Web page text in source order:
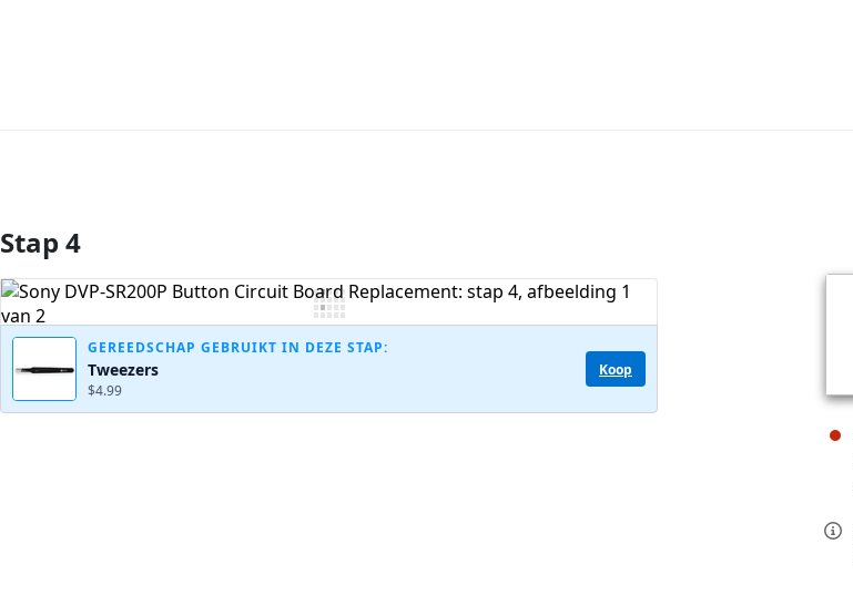
Voeg opmerking toe
Stap 4
GEREEDSCHAP GEBRUIKT IN DEZE STAP:
Tweezers
$4.99
Koop